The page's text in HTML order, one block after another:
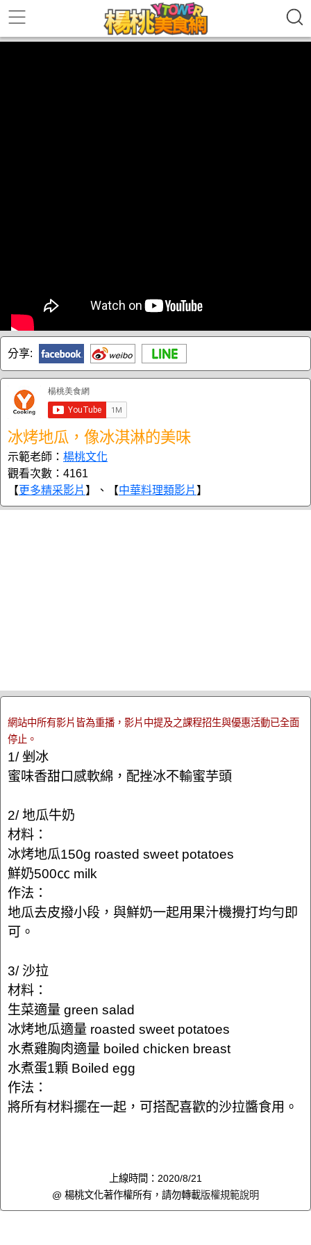
分享:
冰烤地瓜，像冰淇淋的美味
示範老師： 楊桃文化
觀看次數：4161
【更多精采影片 】、【中華料理類影片 】
網站中所有影片皆為重播，影片中提及之課程招生與優惠活動已全面
停止。
1/ 剉冰
蜜味香甜口感軟綿，配挫冰不輸蜜芋頭
2/ 地瓜牛奶
材料：
冰烤地瓜150g roasted sweet potatoes
鮮奶500㏄ milk
作法：
地瓜去皮撥小段，與鮮奶一起用果汁機攪打均勻即
可。
3/ 沙拉
材料：
生菜適量 green salad
冰烤地瓜適量 roasted sweet potatoes
水煮雞胸肉適量 boiled chicken breast
水煮蛋1顆 Boiled egg
作法：
將所有材料擺在一起，可搭配喜歡的沙拉醬食用。
上線時間：2020/8/21
@ 楊桃文化著作權所有，請勿轉載版權規範說明